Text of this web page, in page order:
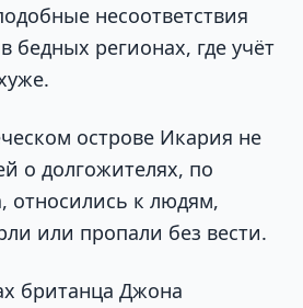
несоответствия
бедных регионах, где учёт
острове Икария не
о долгожителях, по
к людям,
или пропали без вести.
британца Джона